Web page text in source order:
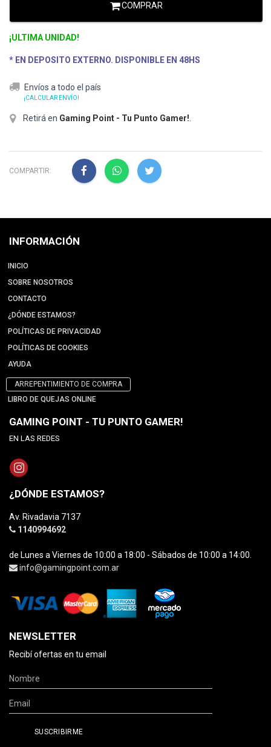
COMPRAR
¡ULTIMA UNIDAD!
* EN DEPOSITO EXTERNO. DISPONIBLE EN 48HS
Envíos a todo el país
¡CALCULAR ENVÍO!
Retirá en Gaming Point - Tu Punto Gamer!
COMPARTIR:
INFORMACIÓN
INICIO
SOBRE NOSOTROS
CONTACTO
¿DÓNDE ESTAMOS?
POLÍTICAS DE PRIVACIDAD
POLÍTICAS DE COOKIES
AYUDA
ARREPENTIMIENTO DE COMPRA
LIBRO DE QUEJAS ONLINE
GAMING POINT - TU PUNTO GAMER!
EN LAS REDES
¿DÓNDE ESTAMOS?
Av. Rivadavia 7137
1140994692
de Lunes a Viernes de 10:00 a 18:00 - Sábados de 10:00 a 14:00.
info@gamingpoint.com.ar
NEWSLETTER
Recibí ofertas en tu email